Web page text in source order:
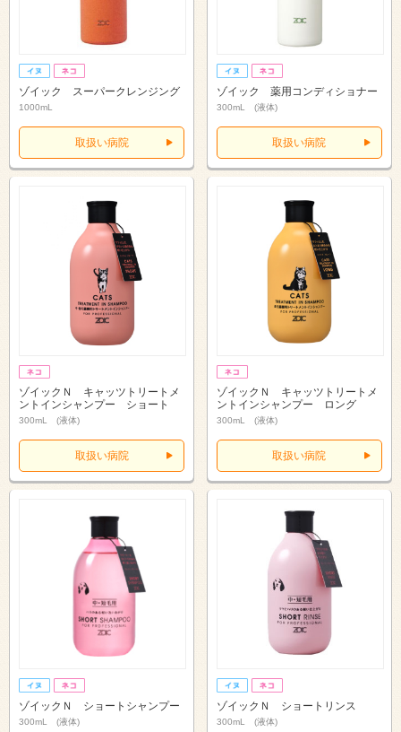
ゾイック スーパークレンジング
1000mL
取扱い病院
ゾイック 薬用コンディショナー
300mL (液体)
取扱い病院
ゾイックＮ キャッツトリートメ
ントインシャンプー ショート
300mL (液体)
取扱い病院
ゾイックＮ キャッツトリートメ
ントインシャンプー ロング
300mL (液体)
取扱い病院
ゾイックＮ ショートシャンプー
300mL (液体)
ゾイックＮ ショートリンス
300mL (液体)